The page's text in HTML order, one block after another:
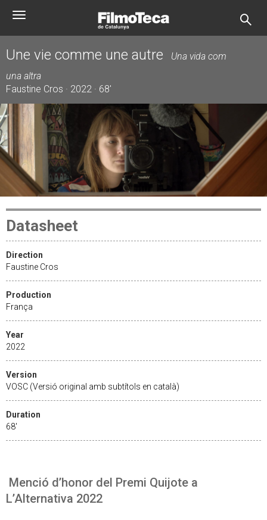
Toggle
Une vie comme une autre
Una vida com
una altra
Faustine Cros · 2022 · 68'
Datasheet
Direction
Faustine Cros
Production
França
Year
2022
Version
VOSC (Versió original amb subtítols en català)
Duration
68'
Menció d’honor del Premi Quijote a
L’Alternativa 2022